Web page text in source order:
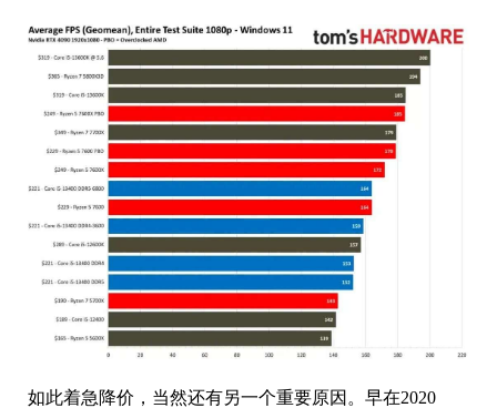
如此着急降价，当然还有另一个重要原因。早在2020